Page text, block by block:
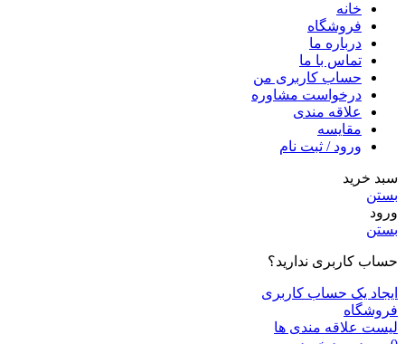
خانه
فروشگاه
درباره ما
تماس با ما
حساب کاربری من
درخواست مشاوره
علاقه مندی
مقايسه
ورود / ثبت نام
سبد خرید
بستن
ورود
بستن
حساب کاربری ندارید؟
ایجاد یک حساب کاربری
فروشگاه
لیست علاقه مندی ها